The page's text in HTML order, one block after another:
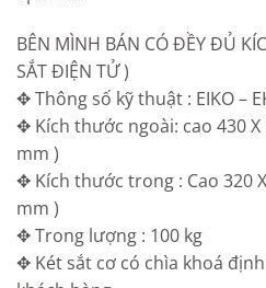
BÊN MÌNH BÁN CÓ ĐỀY ĐỦ
SẮT ĐIỆN TỬ )
✥ Thông số kỹ thuật : EIKO –
✥ Kích thước ngoài: cao 430 X
mm )
✥ Kích thước trong : Cao 320
mm )
✥ Trong lượng : 100 kg
✥ Két sắt cơ có chìa khoá